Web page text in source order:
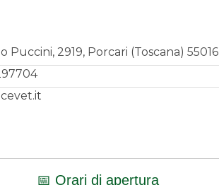
Puccini, 2919, Porcari (Toscana) 55016
📅 Orari di apertura